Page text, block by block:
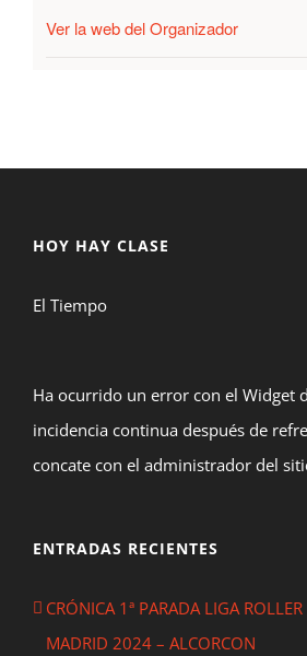
Ver la web del Organizador
HOY HAY CLASE
El Tiempo
Ha ocurrido un error con el Widget
incidencia continua después de
concate con el administrador del
ENTRADAS RECIENTES
CRÓNICA 1ª PARADA LIGA ROLLER
MADRID 2024 – ALCORCON